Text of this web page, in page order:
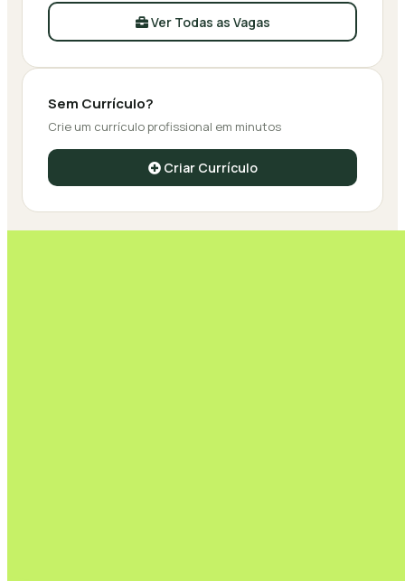
Ver Todas as Vagas
Sem Currículo?
Crie um currículo profissional em minutos
Criar Currículo